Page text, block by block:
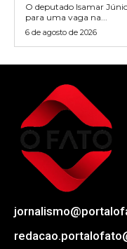
O deputado Isamar
para uma vaga na...
6 de agosto de 2026